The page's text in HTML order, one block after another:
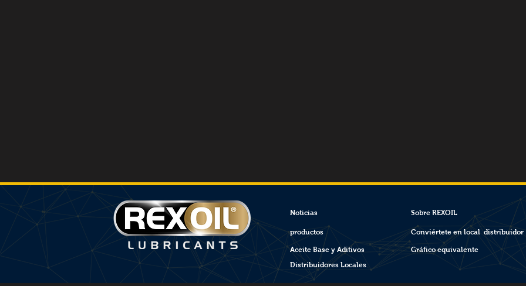
Noticias
productos
Aceite Base y Aditivos
Sobre REXOIL
Conviértete en local distribuidor
Gráfico equivalente
Distribuidores Locales